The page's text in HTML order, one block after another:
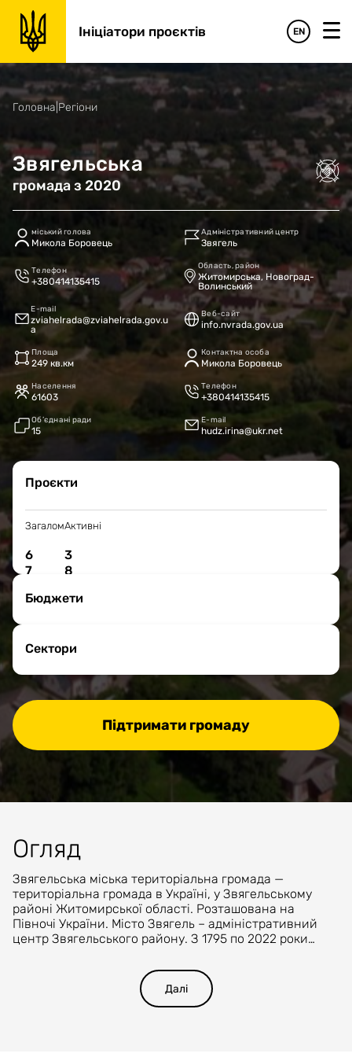
Ініціатори проєктів EN
Головна|Регіони
Звягельська
громадаз 2020
міський голова
Микола Боровець
Адміністративний центр
Звягель
Телефон
+380414135415
Область, район
Житомирська, Новоград-
Волинський
E-mail
zviahelrada@zviahelrada.gov.u
a
Веб-сайт
info.nvrada.gov.ua
Площа
249 кв.км
Контактна особа
Микола Боровець
Населення
61603
Телефон
+380414135415
Об’єднані ради
15
E-mail
hudz.irina@ukr.net
Проєкти
Загалом
6
7
Активні
3
8
Бюджети
Сектори
Підтримати громаду
Огляд
Звягельська міська територіальна громада —
територіальна громада в Україні, у Звягельському
районі Житомирської області. Розташована на
Півночі України. Місто Звягель – адміністративний
центр Звягельського району. З 1795 по 2022 роки
2022 року Верховна Рада України прийняла
постанову №2779-ІХ про перейменування міста
Новоград-Волинський у місто Звягель.Площа
Далі